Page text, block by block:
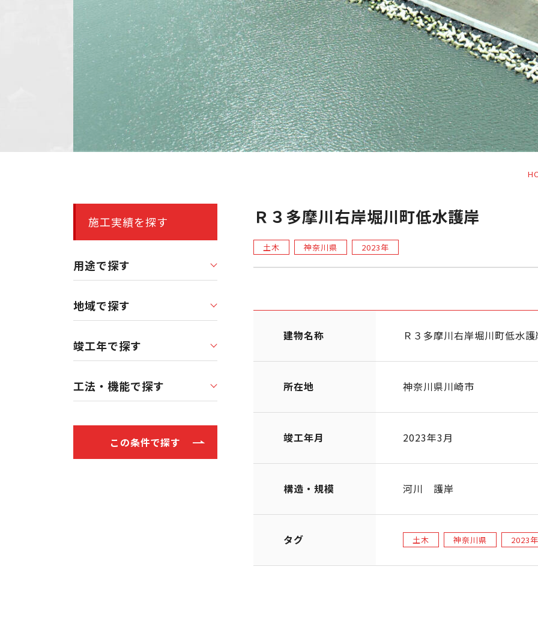
Ｒ３多摩川右岸堀川町低水護岸
土木 神奈川県 2023年
建物名称 Ｒ３多摩川右岸堀川町低水護
所在地 神奈川県川崎市
竣工年月 2023年3月
構造・規模 河川 護岸
タグ 土木 神奈川県 2023年
施工実績を探す
用途で探す
地域で探す
竣工年で探す
工法・機能で探す
この条件で探す